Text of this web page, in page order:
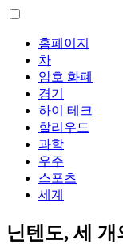
홈페이지
차
암호 화폐
경기
하이 테크
할리우드
과학
우주
스포츠
세계
닌텐도, 세